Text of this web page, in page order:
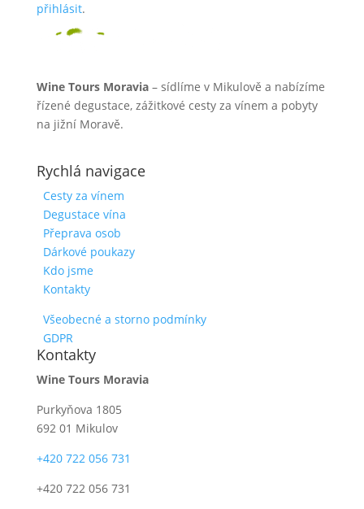
přihlásit.
Wine Tours Moravia– sídlíme v Mikulově a nabízíme
řízené degustace, zážitkové cesty za vínem a pobyty
na jižní Moravě.
Rychlá navigace
Cesty za vínem
Degustace vína
Přeprava osob
Dárkové poukazy
Kdo jsme
Kontakty
Všeobecné a storno podmínky
GDPR
Kontakty
Wine Tours Moravia
Purkyňova 1805
692 01 Mikulov
+420 722 056 731
+420 722 056 731